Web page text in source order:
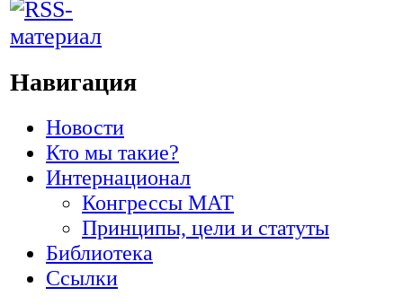
Навигация
Новости
Кто мы такие?
Интернационал
Конгрессы МАТ
Принципы, цели и статуты
Библиотека
Ссылки